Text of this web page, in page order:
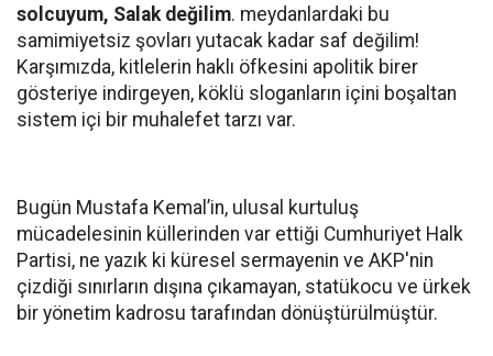
solcuyum, Salak değilim. meydanlardaki bu
samimiyetsiz şovları yutacak kadar saf değilim!
Karşımızda, kitlelerin haklı öfkesini apolitik birer
gösteriye indirgeyen, köklü sloganların içini boşaltan
sistem içi bir muhalefet tarzı var.
Bugün Mustafa Kemal’in, ulusal kurtuluş
mücadelesinin küllerinden var ettiği Cumhuriyet Halk
Partisi, ne yazık ki küresel sermayenin ve AKP'nin
çizdiği sınırların dışına çıkamayan, statükocu ve ürkek
bir yönetim kadrosu tarafından dönüştürülmüştür.